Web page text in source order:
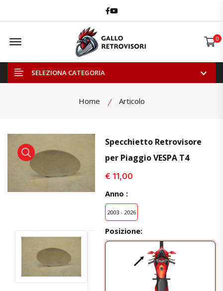
Facebook
Youtube
Offcanvas Menu Open 0
SELEZIONA CATEGORIA
Home Articolo
visualizza prodotto visualizza prodotto
Specchietto Retrovisore
per Piaggio VESPA T4
€ 11,00
Anno :
2003 - 2026
Posizione: